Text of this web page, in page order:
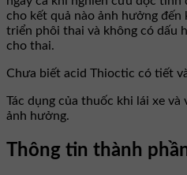
cho kết quả nào ảnh hưởng đến
triển phôi thai và không có dấu
cho thai.
Chưa biết acid Thioctic có tiết
Tác dụng của thuốc khi lái xe và
ảnh hưởng.
Thông tin thành